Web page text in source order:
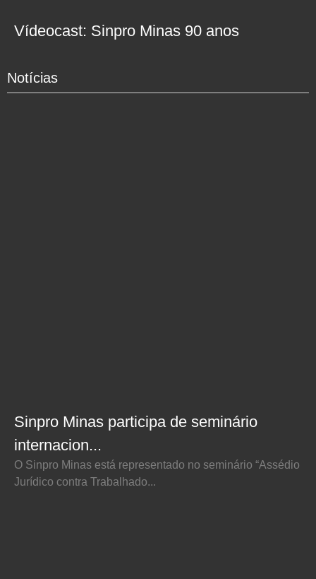
Vídeocast: Sinpro Minas 90 anos
Notícias
Sinpro Minas participa de seminário
internacion...
O Sinpro Minas está representado no seminário “Assédio
Jurídico contra Trabalhado...